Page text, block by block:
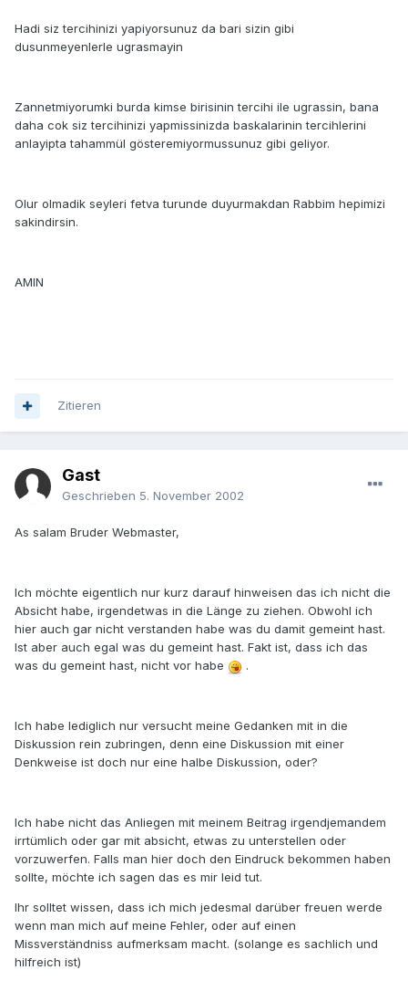
Hadi siz tercihinizi yapiyorsunuz da bari sizin gibi
dusunmeyenlerle ugrasmayin
Zannetmiyorumki burda kimse birisinin tercihi ile ugrassin, bana
daha cok siz tercihinizi yapmissinizda baskalarinin tercihlerini
anlayipta tahammül gösteremiyormussunuz gibi geliyor.
Olur olmadik seyleri fetva turunde duyurmakdan Rabbim hepimizi
sakindirsin.
AMIN
Zitieren
Gast
Geschrieben 5. November 2002
As salam Bruder Webmaster,
Ich möchte eigentlich nur kurz darauf hinweisen das ich nicht die
Absicht habe, irgendetwas in die Länge zu ziehen. Obwohl ich
hier auch gar nicht verstanden habe was du damit gemeint hast.
Ist aber auch egal was du gemeint hast. Fakt ist, dass ich das
was du gemeint hast, nicht vor habe
.
Ich habe lediglich nur versucht meine Gedanken mit in die
Diskussion rein zubringen, denn eine Diskussion mit einer
Denkweise ist doch nur eine halbe Diskussion, oder?
Ich habe nicht das Anliegen mit meinem Beitrag irgendjemandem
irrtümlich oder gar mit absicht, etwas zu unterstellen oder
vorzuwerfen. Falls man hier doch den Eindruck bekommen haben
sollte, möchte ich sagen das es mir leid tut.
Ihr solltet wissen, dass ich mich jedesmal darüber freuen werde
wenn man mich auf meine Fehler, oder auf einen
Missverständniss aufmerksam macht. (solange es sachlich und
hilfreich ist)